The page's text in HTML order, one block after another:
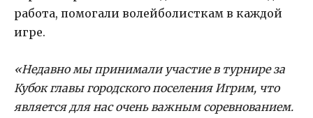
работа, помогали волейболисткам в каждой
игре.
«Недавно мы принимали участие в турнире за
Кубок главы городского поселения Игрим, что
является для нас очень важным соревнованием.